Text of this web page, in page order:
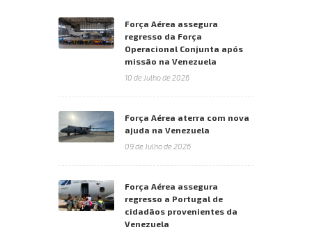
Força Aérea assegura
regresso da Força
Operacional Conjunta após
missão na Venezuela
10 de Julho de 2026
Força Aérea aterra com nova
ajuda na Venezuela
09 de Julho de 2026
Força Aérea assegura
regresso a Portugal de
cidadãos provenientes da
Venezuela